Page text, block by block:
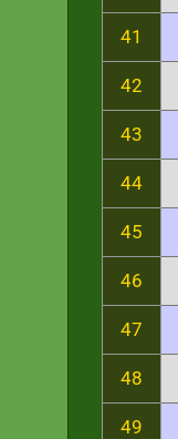
41
42
43
44
45
46
47
48
49